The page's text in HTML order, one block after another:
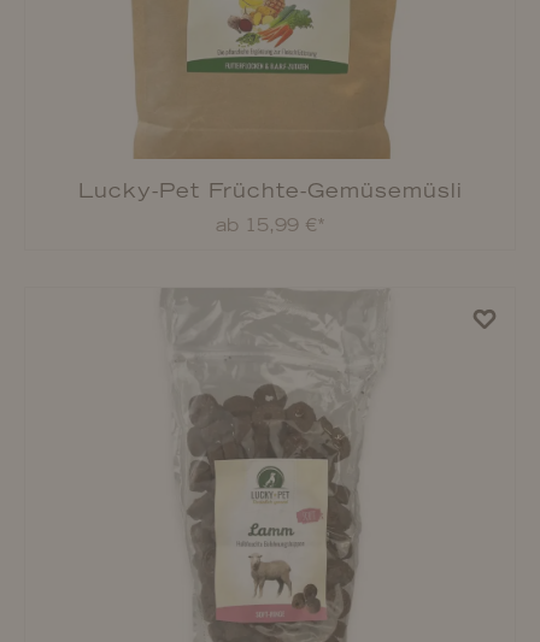
Lucky-Pet Soft-Früchtemix
ab 3,49 €*